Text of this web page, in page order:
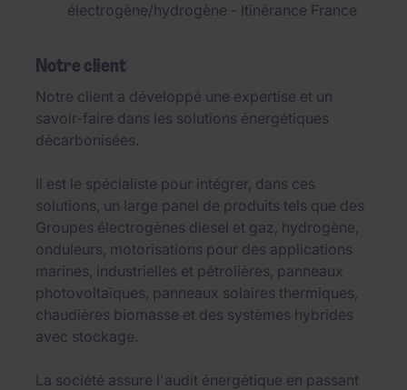
électrogène/hydrogène - Itinérance France
Notre client
Notre client a développé une expertise et un
savoir-faire dans les solutions énergétiques
décarbonisées.
Il est le spécialiste pour intégrer, dans ces
solutions, un large panel de produits tels que des
Groupes électrogènes diesel et gaz, hydrogène,
onduleurs, motorisations pour des applications
marines, industrielles et pétrolières, panneaux
photovoltaïques, panneaux solaires thermiques,
chaudières biomasse et des systèmes hybrides
avec stockage.
La société assure l'audit énergétique en passant